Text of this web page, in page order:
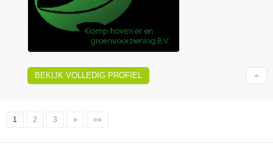
BEKIJK VOLLEDIG PROFIEL
1 2 3 » »»